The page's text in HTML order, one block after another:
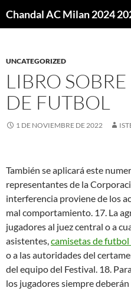
Chandal AC Milan 2024
UNCATEGORIZED
LIBRO
DE FUTBOL
1 DE NOVIEMBRE DE 2022
También se aplicará este
representantes de la
interferencia proviene de los
mal comportamiento. 17. La
jugadores al juez central o a
asistentes,camisetas de
o a las autoridades del
del equipo del Festival. 18.
los jugadores siempre